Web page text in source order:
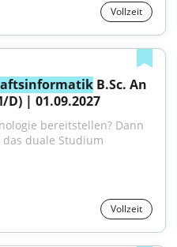
Vollzeit
B.Sc. An
D) | 01.09.2027
bereitstellen? Dann
Vollzeit